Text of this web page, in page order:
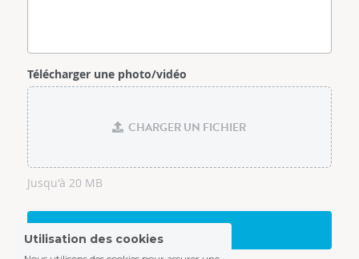
Télécharger une photo/vidéo
CHARGER UN FICHIER
Jusqu'à 20 MB
Envoyer
Utilisation des cookies